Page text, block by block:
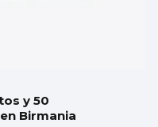
y 50
Birmania